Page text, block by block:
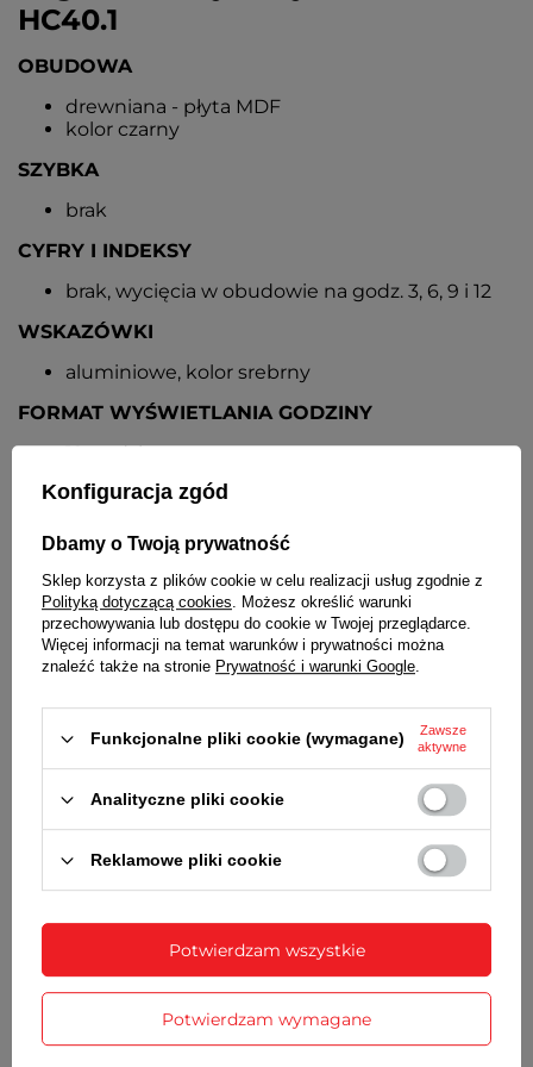
HC40.1
OBUDOWA
drewniana - płyta MDF
kolor czarny
SZYBKA
brak
CYFRY I INDEKSY
brak, wycięcia w obudowie na godz. 3, 6, 9 i 12
WSKAZÓWKI
aluminiowe, kolor srebrny
FORMAT WYŚWIETLANIA GODZINY
12-godzinny
MECHANIZM
kwarcowy cichy
ZASILANIE
1 bateria typu AA (LR6)
WYMIARY
(0)
Potrzebujesz pomocy? Masz pytania?
Zadaj pytanie a my odpowiemy
niezwłocznie, najciekawsze pytania i
Zadaj pytanie
Konfiguracja zgód
Dbamy o Twoją prywatność
Sklep korzysta z plików cookie w celu realizacji usług zgodnie z
Polityką dotyczącą cookies. Możesz określić warunki
przechowywania lub dostępu do cookie w Twojej przeglądarce.
Więcej informacji na temat warunków i prywatności można
znaleźć także na stronie Prywatność i warunki Google.
Funkcjonalne pliki cookie (wymagane)
Zawsze
aktywne
Analityczne pliki cookie
Reklamowe pliki cookie
Potwierdzam wymagane
Potwierdzam wszystkie